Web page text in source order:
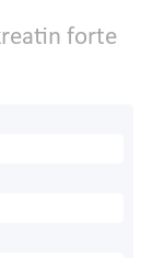
forte